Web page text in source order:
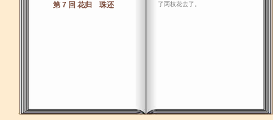
第 7 回 花归 珠还
了两枝花去了。